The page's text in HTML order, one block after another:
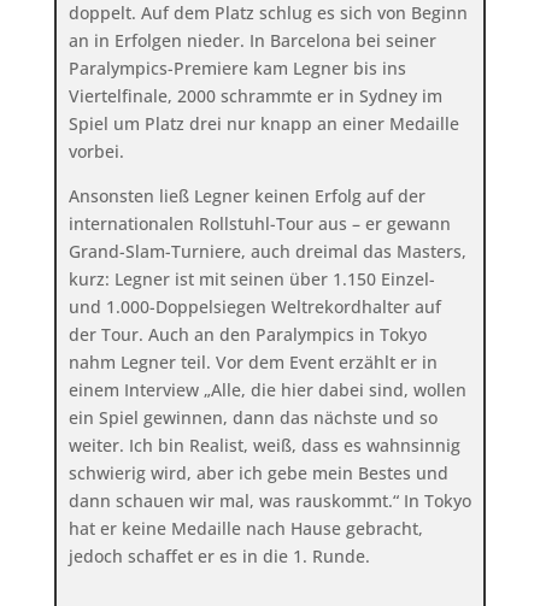
doppelt. Auf dem Platz schlug es sich von Beginn
an in Erfolgen nieder. In Barcelona bei seiner
Paralympics-Premiere kam Legner bis ins
Viertelfinale, 2000 schrammte er in Sydney im
Spiel um Platz drei nur knapp an einer Medaille
vorbei.
Ansonsten ließ Legner keinen Erfolg auf der
internationalen Rollstuhl-Tour aus – er gewann
Grand-Slam-Turniere, auch dreimal das Masters,
kurz: Legner ist mit seinen über 1.150 Einzel-
und 1.000-Doppelsiegen Weltrekordhalter auf
der Tour. Auch an den Paralympics in Tokyo
nahm Legner teil. Vor dem Event erzählt er in
einem Interview „Alle, die hier dabei sind, wollen
ein Spiel gewinnen, dann das nächste und so
weiter. Ich bin Realist, weiß, dass es wahnsinnig
schwierig wird, aber ich gebe mein Bestes und
dann schauen wir mal, was rauskommt.“ In Tokyo
hat er keine Medaille nach Hause gebracht,
jedoch schaffet er es in die 1. Runde.